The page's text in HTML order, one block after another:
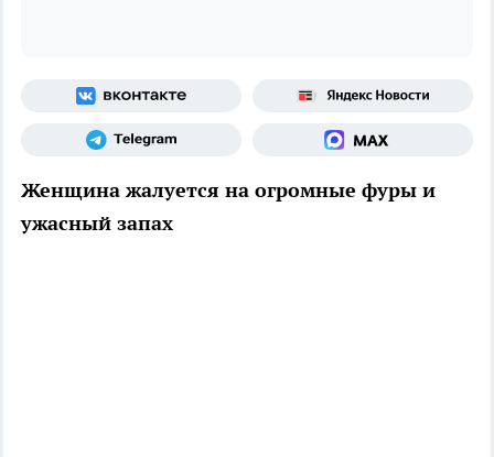
Женщина жалуется на огромные фуры и
ужасный запах